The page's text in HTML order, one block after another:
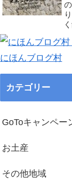
にほんブログ村
カテゴリー
GoToキャンペー
お土産
その他地域